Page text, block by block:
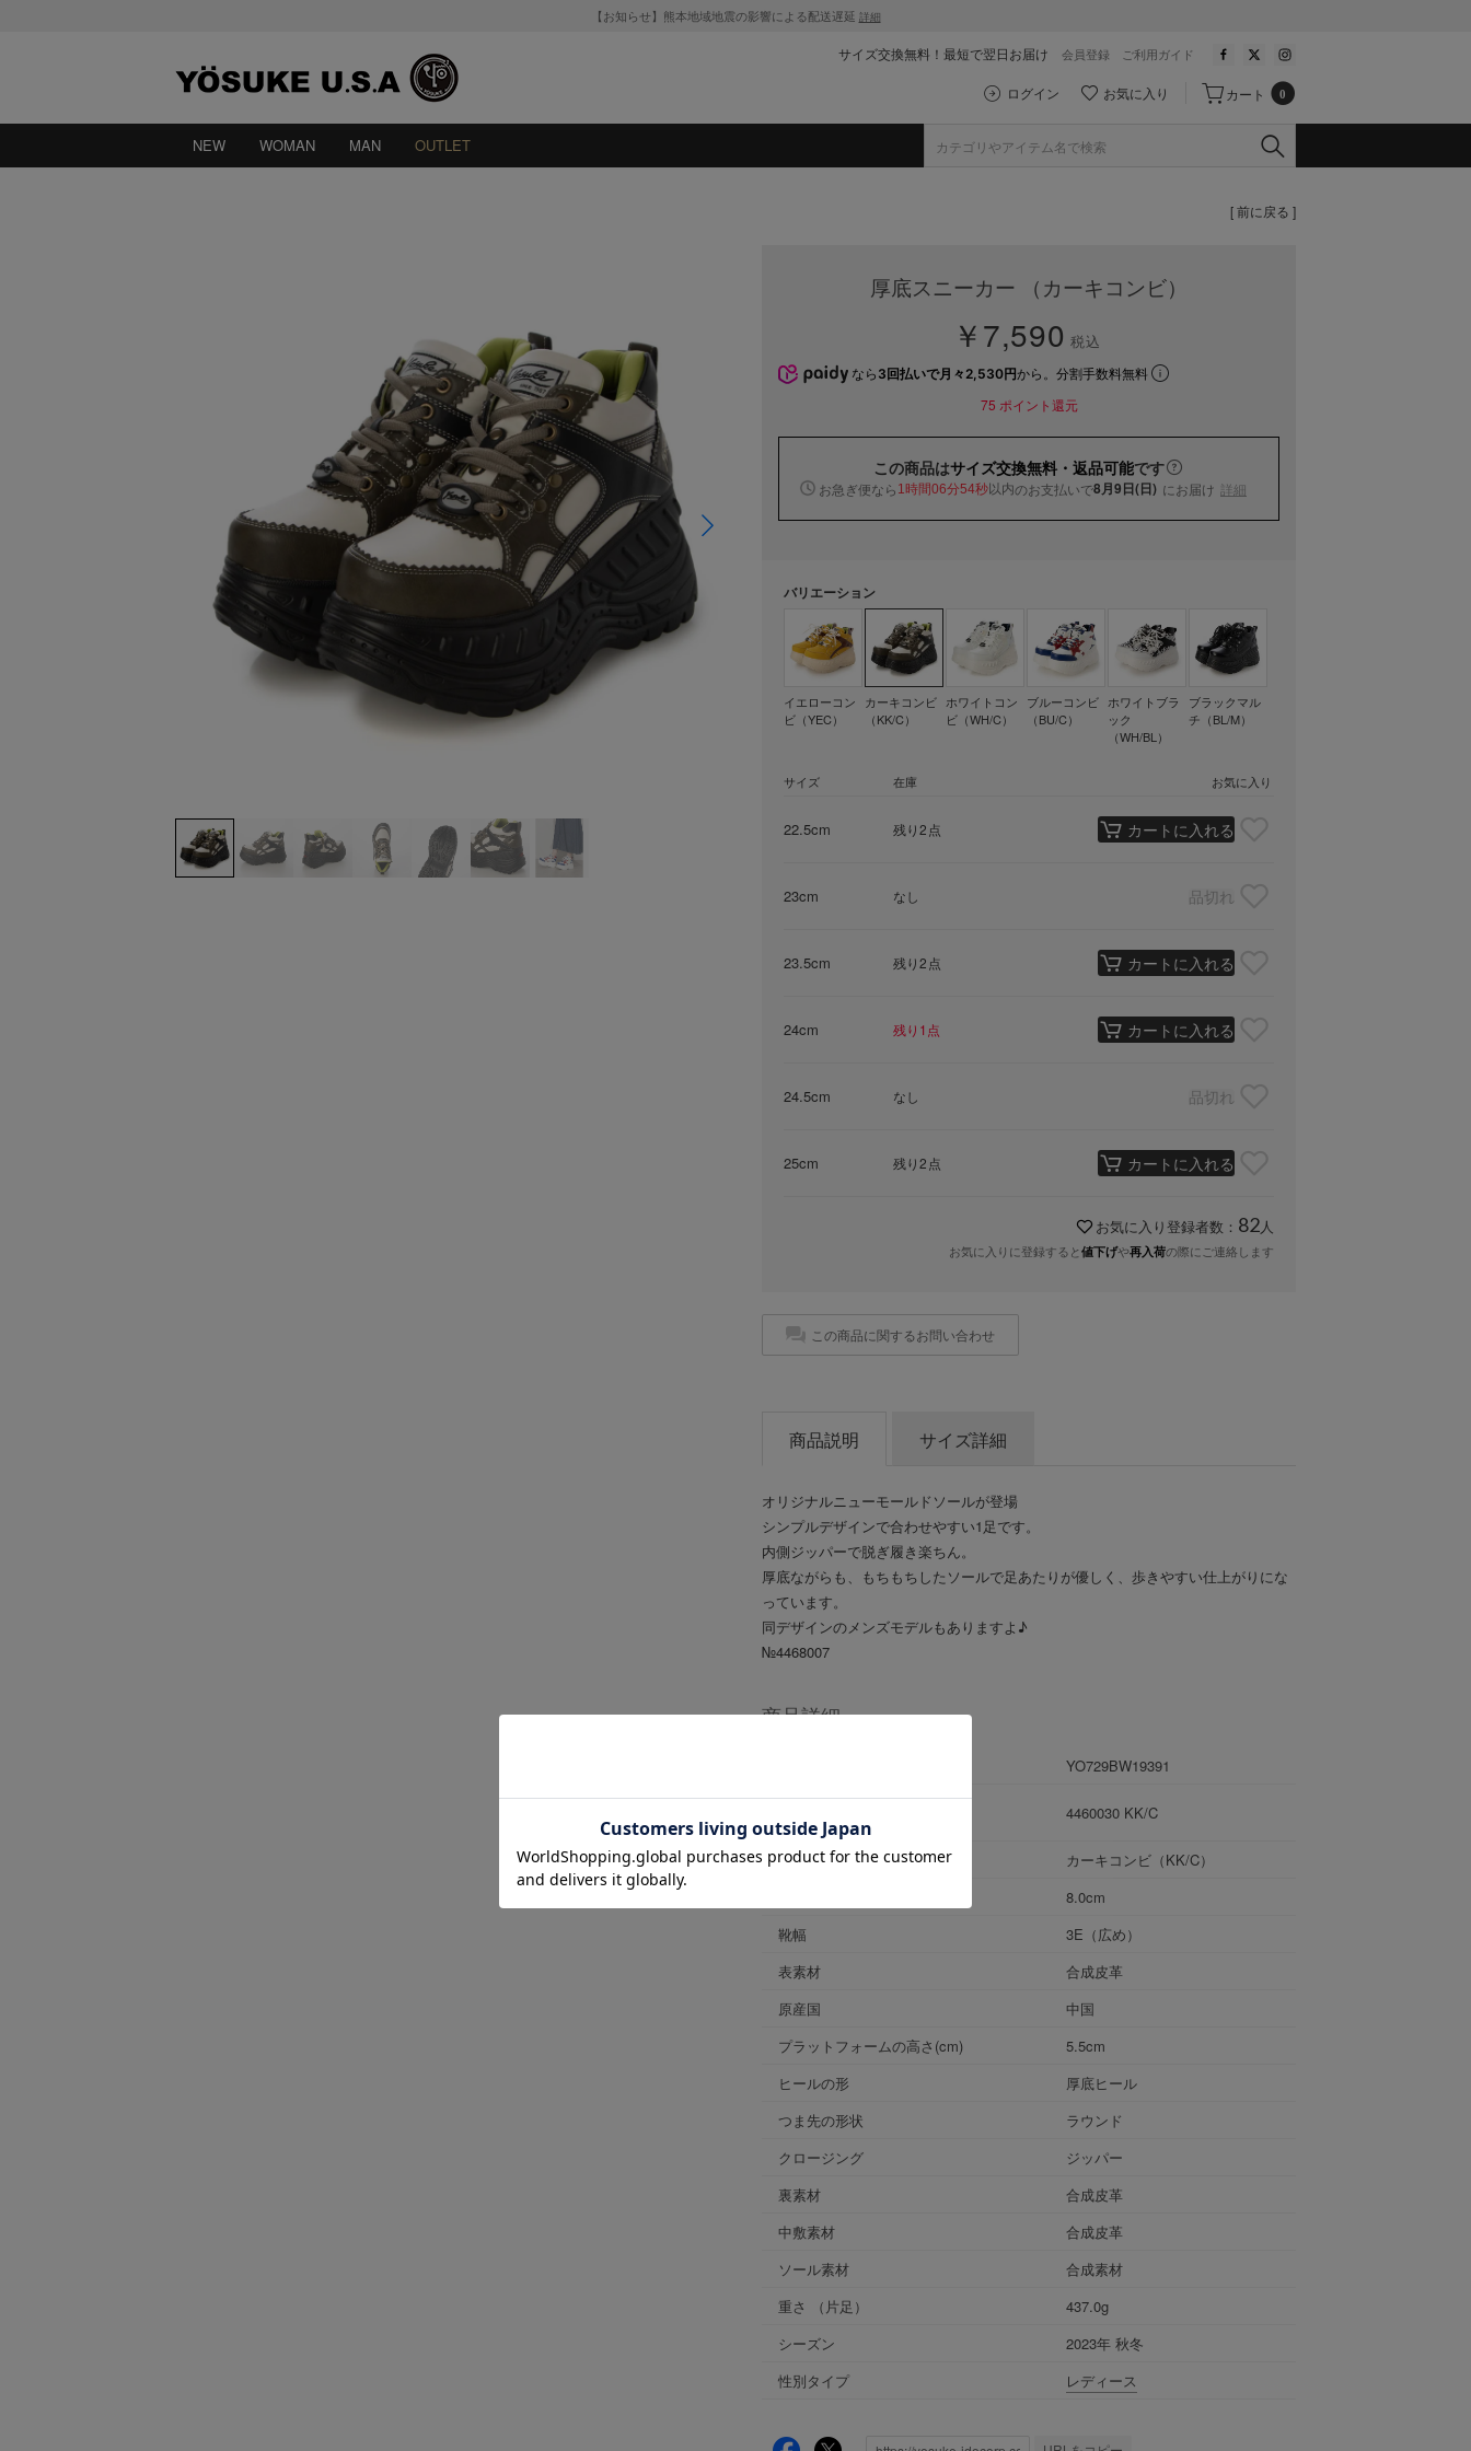
【お知らせ】熊本地域地震の影響による配送遅延 詳細
サイズ交換無料！最短で翌日お届け 会員登録 ご利用ガイド
ログイン お気に入り カート 0
NEW WOMAN MAN OUTLET
[ 前に戻る ]
厚底スニーカー （カーキコンビ）
￥7,590 税込
なら 3回払いで月々2,530円から。分割手数料無料
75 ポイント還元
この商品はサイズ交換無料・返品可能です
お急ぎ便なら 1時間06分53秒以内のお支払いで8月9日(日) にお届け 詳細
バリエーション
イエローコン
ビ（YEC）
カーキコンビ
（KK/C）
ホワイトコン
ビ（WH/C）
ブルーコンビ
（BU/C）
ホワイトブラ
ック
（WH/BL）
ブラックマル
チ（BL/M）
サイズ 在庫 お気に入り
22.5cm 残り2点 カートに入れる
23cm なし 品切れ
23.5cm 残り2点 カートに入れる
24cm 残り1点 カートに入れる
24.5cm なし 品切れ
25cm 残り2点 カートに入れる
お気に入り登録者数： 82 人
お気に入りに登録すると値下げや再入荷の際にご連絡します
この商品に関するお問い合わせ
商品説明 サイズ詳細
オリジナルニューモールドソールが登場
シンプルデザインで合わせやすい1足です。
内側ジッパーで脱ぎ履き楽ちん。
厚底ながらも、もちもちしたソールで足あたりが優しく、歩きやすい仕上がりにな
っています。
同デザインのメンズモデルもありますよ♪
№4468007
商品詳細
YO729BW19391
ブランド商品番号
※店舗お問い合わせ用
4460030 KK/C
色
カーキコンビ（KK/C）
8.0cm
靴幅
3E（広め）
表素材
合成皮革
原産国
中国
プラットフォームの高さ(cm)
5.5cm
ヒールの形
厚底ヒール
つま先の形状
ラウンド
クロージング
ジッパー
裏素材
合成皮革
中敷素材
合成皮革
ソール素材
合成素材
重さ
（片足）
437.0g
シーズン
2023年 秋冬
性別タイプ
レディース